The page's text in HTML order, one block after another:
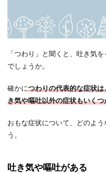
「つわり」と聞くと、吐き気
でしょうか。
確かにつわりの代表的な症状
き気や嘔吐以外の症状もいくつ
おもな症状について、どのよ
う。
吐き気や嘔吐がある